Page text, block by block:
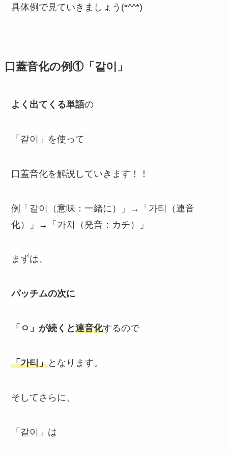
具体例で見ていきましょう(*^^*)
口蓋音化の例①「같이」
よく出てくる単語の
「같이」を使って
口蓋音化を解説していきます！！
例「같이（意味：一緒に）」→「가티（連音
化）」→「가치（発音：カチ）」
まずは、
パッチムの次に
「ㅇ」が続くと連音化するので
「가티」となります。
そしてさらに、
「같이」は